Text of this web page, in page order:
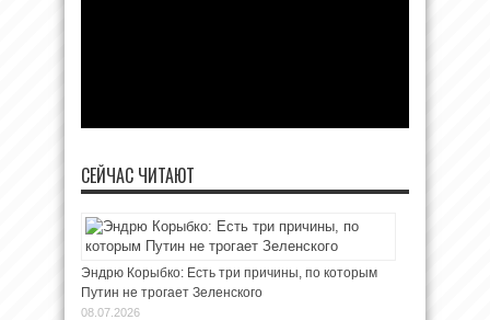
СЕЙЧАС ЧИТАЮТ
Эндрю Корыбко: Есть три причины, по которым
Путин не трогает Зеленского
08.07.2026